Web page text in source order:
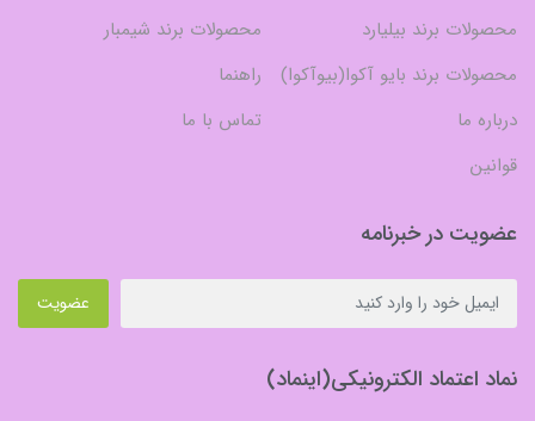
محصولات برند بیلیارد
محصولات برند شیمبار
محصولات برند بایو آکوا(بیوآکوا)
راهنما
درباره ما
تماس با ما
قوانین
عضویت در خبرنامه
عضویت
نماد اعتماد الکترونیکی(اینماد)